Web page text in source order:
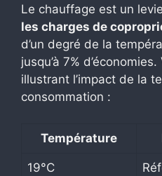
Le chauffage est un
les charges de
d’un degré de la
jusqu’à 7%
illustrant l’impact de la
consommation :
Température
19°C